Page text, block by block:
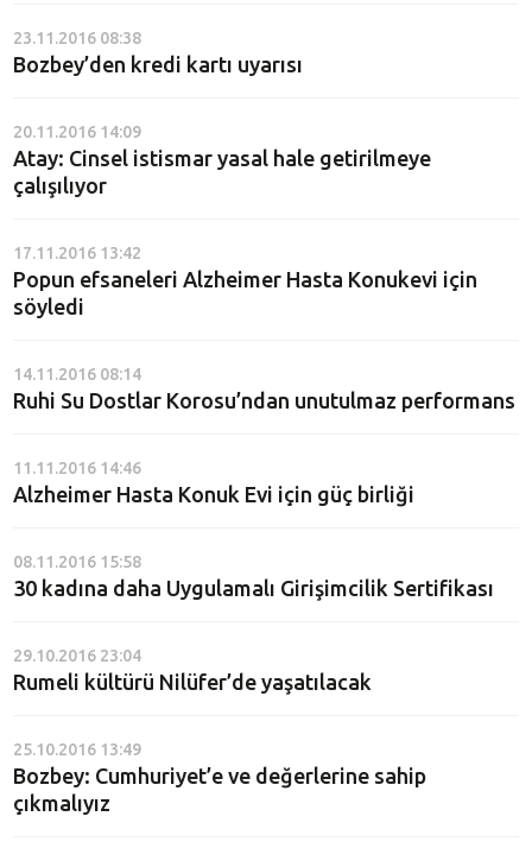
23.11.2016 08:38
Bozbey’den kredi kartı uyarısı
20.11.2016 14:09
Atay: Cinsel istismar yasal hale getirilmeye
çalışılıyor
17.11.2016 13:42
Popun efsaneleri Alzheimer Hasta Konukevi için
söyledi
14.11.2016 08:14
Ruhi Su Dostlar Korosu’ndan unutulmaz performans
11.11.2016 14:46
Alzheimer Hasta Konuk Evi için güç birliği
08.11.2016 15:58
30 kadına daha Uygulamalı Girişimcilik Sertifikası
29.10.2016 23:04
Rumeli kültürü Nilüfer’de yaşatılacak
25.10.2016 13:49
Bozbey: Cumhuriyet’e ve değerlerine sahip
çıkmalıyız